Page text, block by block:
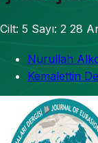
Cilt: 5 Sayı: 2 28
Nurullah
Kemalettin